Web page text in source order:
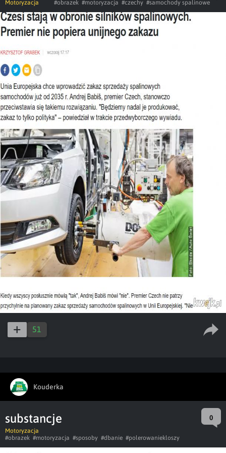
Motoryzacja #obrazek #motoryzacja #czechy #samochody spalinowe
51
Kouderka
substancje 0
Motoryzacja
#obrazek #motoryzacja #sposoby #dbanie #polerowaniekloszy